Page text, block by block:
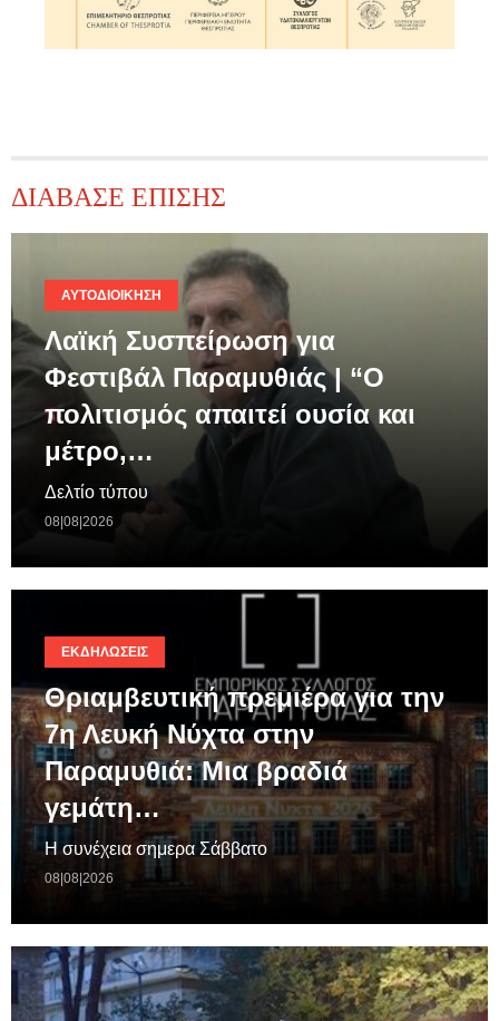
ΔΙΑΒΑΣΕ ΕΠΙΣΗΣ
ΑΥΤΟΔΙΟΊΚΗΣΗ
Λαϊκή Συσπείρωση για
Φεστιβάλ Παραμυθιάς | “Ο
πολιτισμός απαιτεί ουσία και
μέτρο,…
Δελτίο τύπου
08|08|2026
ΕΚΔΗΛΏΣΕΙΣ
Θριαμβευτική πρεμιέρα για την
7η Λευκή Νύχτα στην
Παραμυθιά: Μια βραδιά
γεμάτη…
Η συνέχεια σημερα Σάββατο
08|08|2026